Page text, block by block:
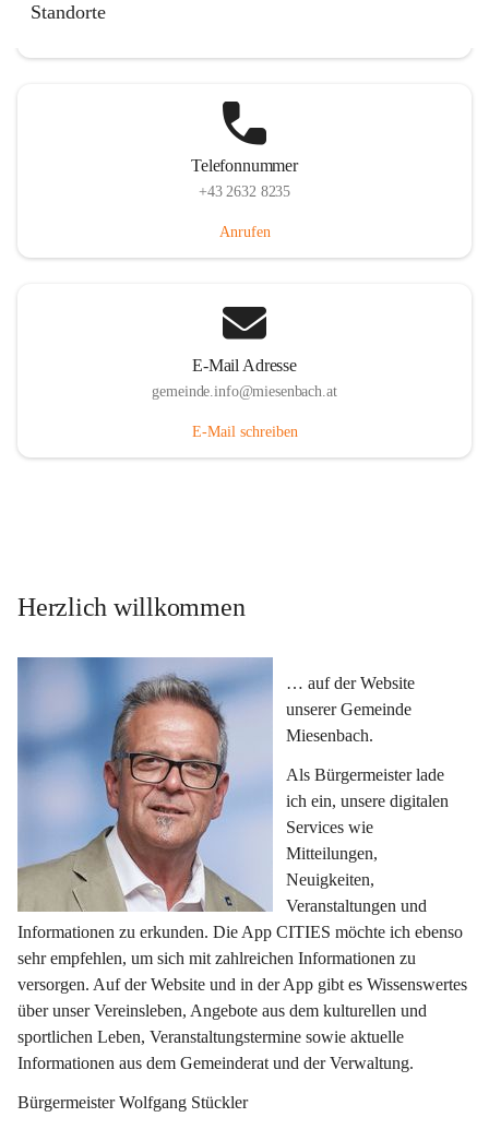
Standorte
Telefonnummer
+43 2632 8235
Anrufen
E-Mail Adresse
gemeinde.info@miesenbach.at
E-Mail schreiben
Herzlich willkommen
… auf der Website
unserer Gemeinde
Miesenbach.
Als Bürgermeister lade
ich ein, unsere digitalen
Services wie
Mitteilungen,
Neuigkeiten,
Veranstaltungen und
Informationen zu erkunden. Die App CITIES möchte ich ebenso
sehr empfehlen, um sich mit zahlreichen Informationen zu
versorgen. Auf der Website und in der App gibt es Wissenswertes
über unser Vereinsleben, Angebote aus dem kulturellen und
sportlichen Leben, Veranstaltungstermine sowie aktuelle
Informationen aus dem Gemeinderat und der Verwaltung.
Bürgermeister Wolfgang Stückler